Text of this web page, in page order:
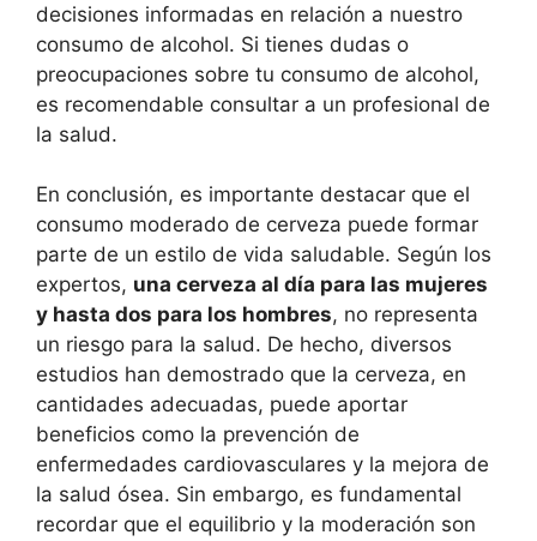
decisiones informadas en relación a nuestro
consumo de alcohol. Si tienes dudas o
preocupaciones sobre tu consumo de alcohol,
es recomendable consultar a un profesional de
la salud.
En conclusión, es importante destacar que el
consumo moderado de cerveza puede formar
parte de un estilo de vida saludable. Según los
expertos, una cerveza al día para las mujeres
y hasta dos para los hombres, no representa
un riesgo para la salud. De hecho, diversos
estudios han demostrado que la cerveza, en
cantidades adecuadas, puede aportar
beneficios como la prevención de
enfermedades cardiovasculares y la mejora de
la salud ósea. Sin embargo, es fundamental
recordar que el equilibrio y la moderación son